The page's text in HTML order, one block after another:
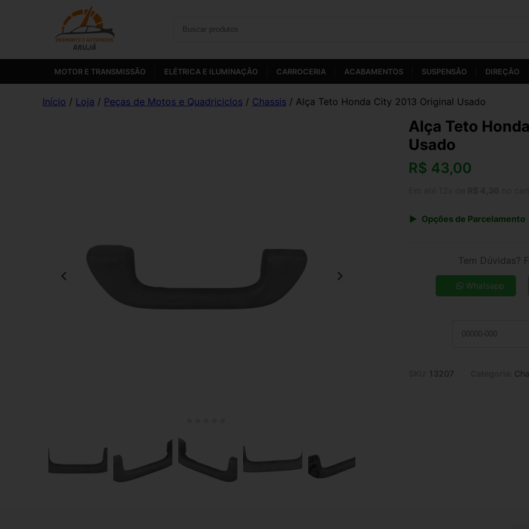
MOTOR E TRANSMISSÃO ELÉTRICA E ILUMINAÇÃO CARROCERIA ACABAMENTOS SUSPENSÃO DIREÇÃO
Início / Loja / Peças de Motos e Quadriciclos / Chassis / Alça Teto Honda City 2013 Original Usado
Alça Teto
Usado
R$ 43,00
Opções de Parcelamento
7x de R$ 7,05
9x de R$ 5,62
Tem Dúvidas?
Whatsapp
13207